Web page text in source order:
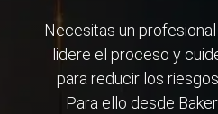
Necesitas un
lidere el proceso y
para reducir los
Para ello desde